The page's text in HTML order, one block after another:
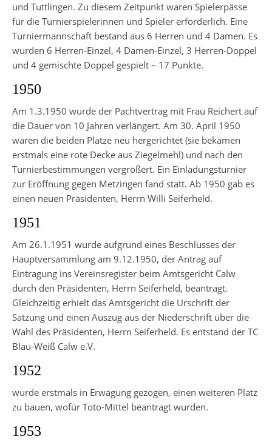
und Tuttlingen. Zu diesem Zeitpunkt waren Spielerpässe
für die Turnierspielerinnen und Spieler erforderlich. Eine
Turniermannschaft bestand aus 6 Herren und 4 Damen. Es
wurden 6 Herren-Einzel, 4 Damen-Einzel, 3 Herren-Doppel
und 4 gemischte Doppel gespielt – 17 Punkte.
1950
Am 1.3.1950 wurde der Pachtvertrag mit Frau Reichert auf
die Dauer von 10 Jahren verlängert. Am 30. April 1950
waren die beiden Plätze neu hergerichtet (sie bekamen
erstmals eine rote Decke aus Ziegelmehl) und nach den
Turnierbestimmungen vergrößert. Ein Einladungsturnier
zur Eröffnung gegen Metzingen fand statt. Ab 1950 gab es
einen neuen Präsidenten, Herrn Willi Seiferheld.
1951
Am 26.1.1951 wurde aufgrund eines Beschlusses der
Hauptversammlung am 9.12.1950, der Antrag auf
Eintragung ins Vereinsregister beim Amtsgericht Calw
durch den Präsidenten, Herrn Seiferheld, beantragt.
Gleichzeitig erhielt das Amtsgericht die Urschrift der
Satzung und einen Auszug aus der Niederschrift über die
Wahl des Präsidenten, Herrn Seiferheld. Es entstand der TC
Blau-Weiß Calw e.V.
1952
wurde erstmals in Erwägung gezogen, einen weiteren Platz
zu bauen, wofür Toto-Mittel beantragt wurden.
1953